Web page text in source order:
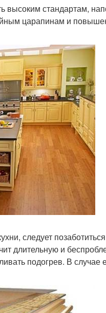
стандартам,
царапинам и
следует
длительную и
подогрев. В случае